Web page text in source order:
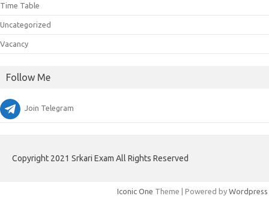
Time Table
Uncategorized
Vacancy
Follow Me
Join Telegram
Copyright 2021 Srkari Exam All Rights Reserved
Iconic One Theme | Powered by Wordpress